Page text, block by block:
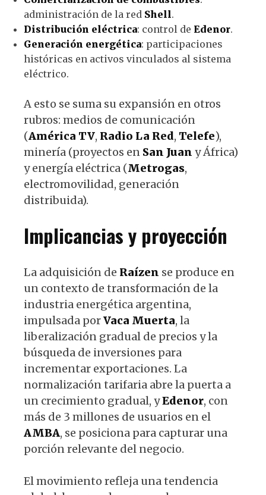
administración de la red Shell.
Distribución eléctrica: control de Edenor.
Generación energética: participaciones
históricas en activos vinculados al sistema
eléctrico.
A esto se suma su expansión en otros
rubros: medios de comunicación
(América TV, Radio La Red, Telefe),
minería (proyectos en San Juan y África)
y energía eléctrica (Metrogas,
electromovilidad, generación
distribuida).
Implicancias y proyección
La adquisición de Raízen se produce en
un contexto de transformación de la
industria energética argentina,
impulsada porVaca Muerta, la
liberalización gradual de precios y la
búsqueda de inversiones para
incrementar exportaciones. La
normalización tarifaria abre la puerta a
un crecimiento gradual, yEdenor, con
más de 3 millones de usuarios en el
AMBA, se posiciona para capturar una
porción relevante del negocio.
El movimiento refleja una tendencia